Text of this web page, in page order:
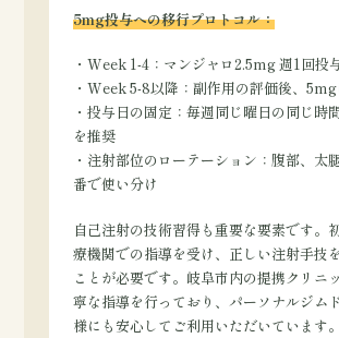
5mg投与への移行プロトコル：
・Week 1-4：マンジャロ2.5mg 週1回投
・Week 5-8以降：副作用の評価後、
・投与日の固定：毎週同じ曜日の同じ時
を推奨
・注射部位のローテーション：腹部、太
番で使い分け
自己注射の技術習得も重要な要素です。
療機関での指導を受け、正しい注射手技
ことが必要です。岐阜市内の提携クリニ
寧な指導を行っており、パーソナルジム
様にも安心してご利用いただいています。